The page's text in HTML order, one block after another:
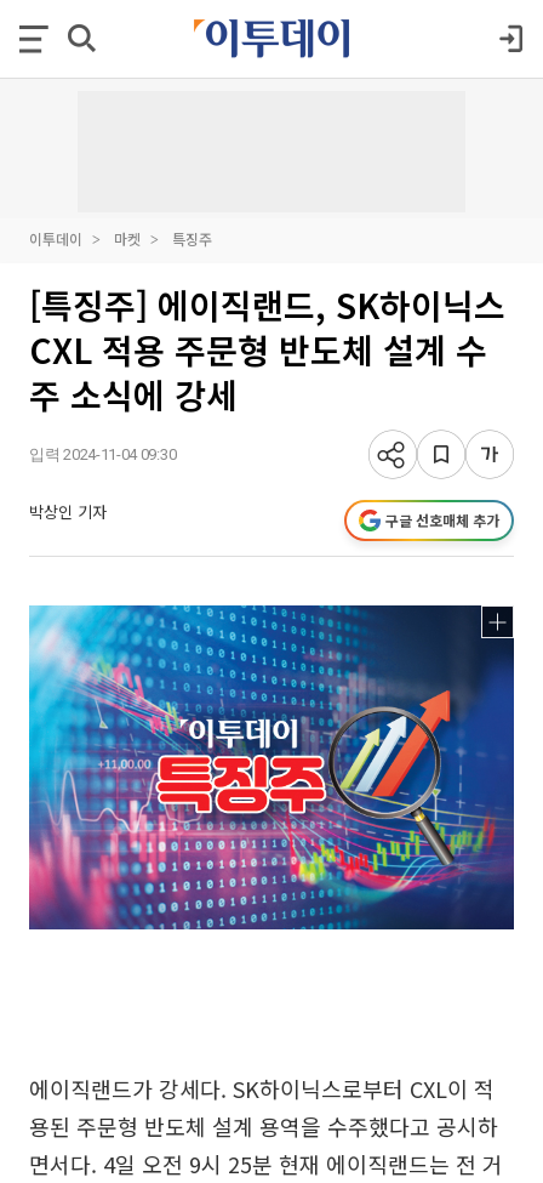
이투데이 마켓 특징주
[특징주] 에이직랜드, SK하이닉스
CXL 적용 주문형 반도체 설계 수
주 소식에 강세
입력 2024-11-04 09:30
박상인 기자 구글 선호매체 추가
에이직랜드가 강세다. SK하이닉스로부터 CXL이 적
용된 주문형 반도체 설계 용역을 수주했다고 공시하
면서다. 4일 오전 9시 25분 현재 에이직랜드는 전 거